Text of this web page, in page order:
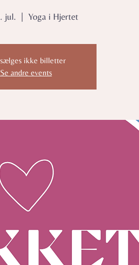
jul. Yoga i Hjertet
ikke billetter
Se andre events